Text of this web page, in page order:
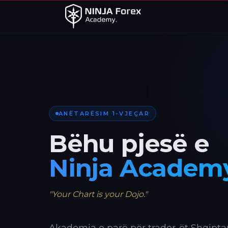
ANËTARËSIM 1-VJEÇAR
Bëhu pjesë e
Ninja
"Your Chart is your Dojo."